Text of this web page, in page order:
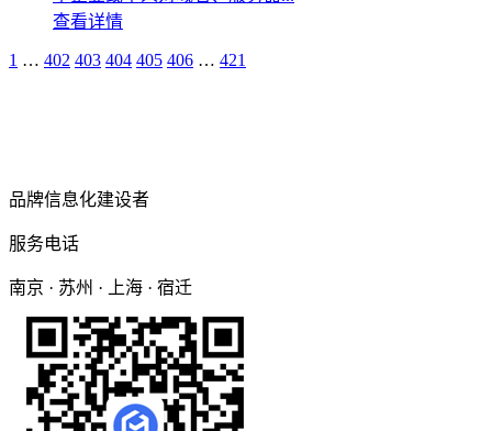
查看详情
1 … 402 403 404 405 406 … 421
品牌信息化建设者
服务电话
南京 · 苏州 · 上海 · 宿迁